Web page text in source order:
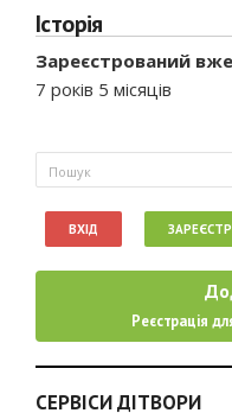
Історія
Зареєстрований вже
7 років 5 місяців
Пошукова
Пошук
ВХІД
Реєстрація
СЕРВІСИ ДІТВОРИ